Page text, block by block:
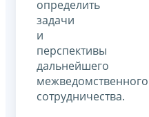
определить
задачи
и
перспективы
дальнейшего
межведомственного
сотрудничества.